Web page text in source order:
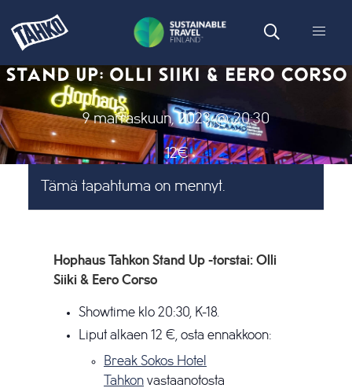
STAND UP: OLLI SIIKI & EERO CORSO
9 marraskuun, 2023 @ 20:30
12€
Tämä tapahtuma on mennyt.
Hophaus Tahkon Stand Up -torstai: Olli
Siiki & Eero Corso
Showtime klo 20:30, K-18.
Liput alkaen 12 €, osta ennakkoon:
Break Sokos Hotel
Tahkon vastaanotosta